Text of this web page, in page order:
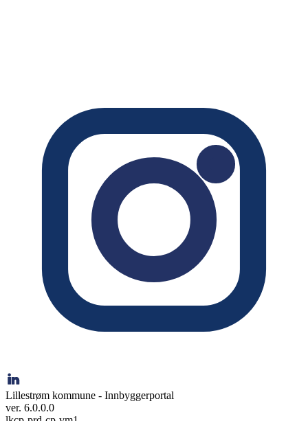
Lillestrøm kommune - Innbyggerportal
ver. 6.0.0.0